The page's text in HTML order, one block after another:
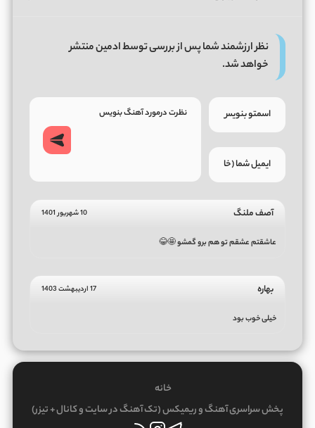
نظر ارزشمند شما پس از بررسی توسط ادمین منتشر
خواهد شد.
آصف ملنگ 10 شهریور 1401
عاشقتم عشقم تو هم برو گمشو 🤩😂
بهاره 17 اردیبهشت 1403
خیلی خوب بود
خانه
پخش سراسری آهنگ و ریمیکس (تک آهنگ در سایت و کانال + تیزر)